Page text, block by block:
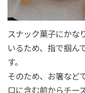
スナック菓子にかな
いるため、指で掴ん
す。
そのため、お箸など
口に含む前からチー